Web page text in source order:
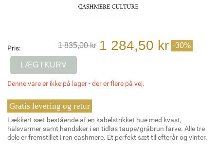
Pris: 1 835,00 kr 1 284,50 kr -30%
LÆG I KURV
Denne vare er ikke på lager - der er flere på vej.
Gratis levering og retur
Lækkert sæt bestående af en kabelstrikket hue med kvast,
halsvarmer samt handsker i en tidløs taupe/gråbrun farve. Alle tre
dele er fremstillet i ren cashmere. Et perfekt sæt til efterår og vinter.